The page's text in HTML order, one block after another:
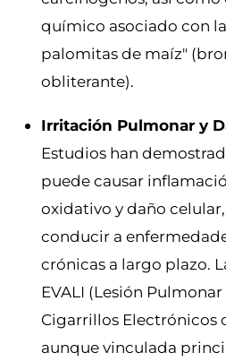
químico asociado con
palomitas de maíz"
obliterante).
Irritación Pulmonar y
Estudios han
puede causar
oxidativo y daño
conducir a
crónicas a largo plazo.
EVALI (Lesión
Cigarrillos Electrónicos
aunque vinculada